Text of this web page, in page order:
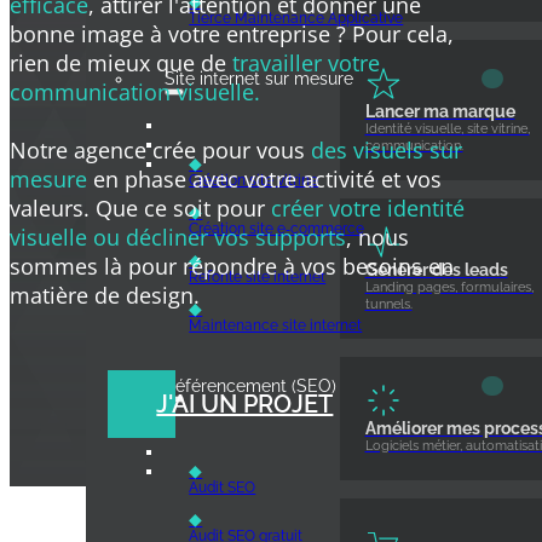
Tierce Maintenance Applicative
Site internet sur mesure
◆
Création site vitrine
◆
Création site e‑commerce
◆
Refonte site internet
◆
Maintenance site internet
Référencement (SEO)
◆
Audit SEO
◆
Audit SEO gratuit
Lancer ma marque
Identité visuelle, site vitrine,
communication.
Générer des leads
Landing pages, formulaires,
tunnels.
Améliorer mes
Logiciels métier,
bonne image à votre entreprise ? Pour cela,
rien de mieux que de travailler votre
communication visuelle.
Notre agence crée pour vous des visuels sur
mesure en phase avec votre activité et vos
valeurs. Que ce soit pour créer votre identité
visuelle ou décliner vos supports, nous
sommes là pour répondre à vos besoins en
matière de design.
J'AI UN PROJET